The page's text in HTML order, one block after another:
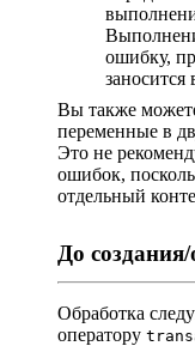
ошибку,
заносится
Вы также
переменные в
Это не
ошибок,
отдельный
До
Обработка
оператору